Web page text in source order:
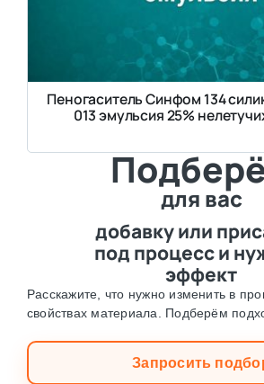
Пеногаситель Синфом 134
013 эмульсия 25%
для вас
добавку или
под процесс и
эффект
Расскажите, что нужно изменить в
свойствах материала. Подберём
Запросить